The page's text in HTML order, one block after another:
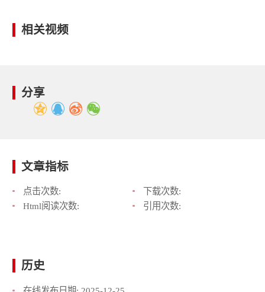
相关视频
分享
文章指标
点击次数:
下载次数:
Html阅读次数:
引用次数:
历史